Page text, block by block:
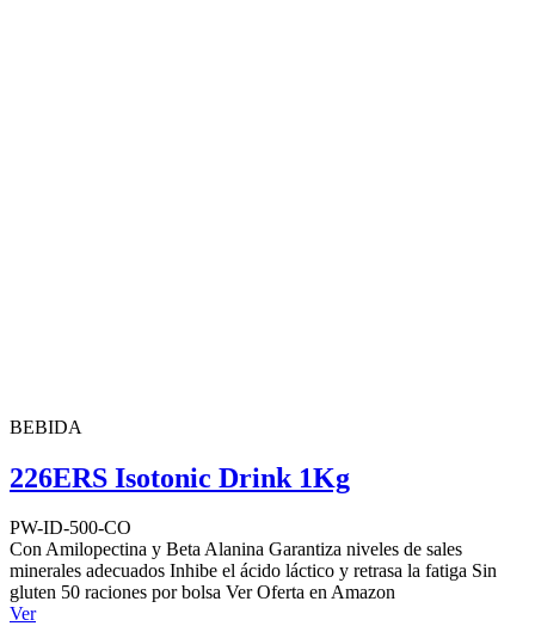
BEBIDA
226ERS Isotonic Drink 1Kg
PW-ID-500-CO
Con Amilopectina y Beta Alanina Garantiza niveles de sales
minerales adecuados Inhibe el ácido láctico y retrasa la fatiga Sin
gluten 50 raciones por bolsa Ver Oferta en Amazon
Ver